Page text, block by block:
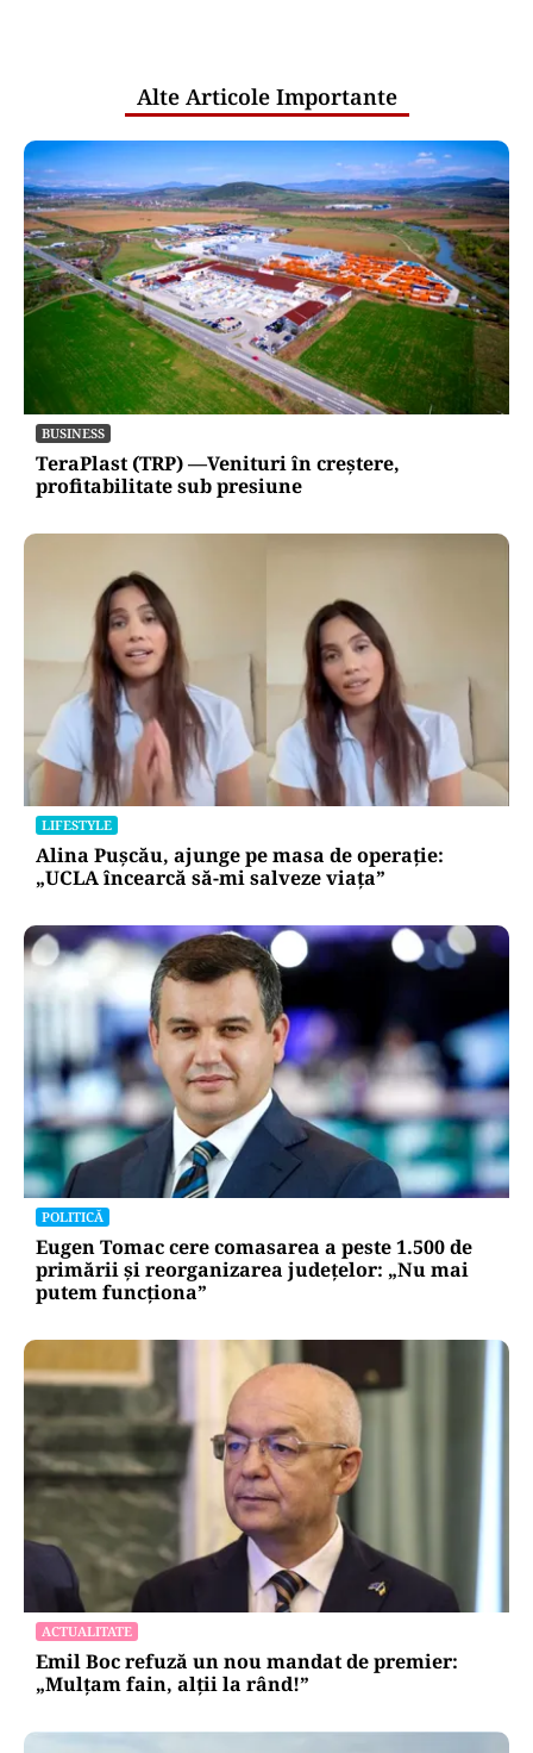
Alte Articole Importante
BUSINESS
TeraPlast (TRP) —Venituri în creștere,
profitabilitate sub presiune
LIFESTYLE
Alina Pușcău, ajunge pe masa de operație:
„UCLA încearcă să-mi salveze viața”
POLITICĂ
Eugen Tomac cere comasarea a peste 1.500 de
primării și reorganizarea județelor: „Nu mai
putem funcționa”
ACTUALITATE
Emil Boc refuză un nou mandat de premier:
„Mulțam fain, alții la rând!”